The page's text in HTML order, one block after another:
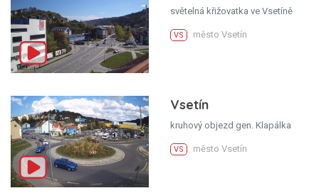
světelná křižovatka ve Vsetíně
VS město Vsetín
Vsetín
kruhový objezd gen. Klapálka
VS město Vsetín